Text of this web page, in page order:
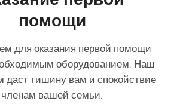
помощи
для оказания первой помощи
оборудованием. Наш
даст тишину вам и спокойствие
членам вашей семьи.